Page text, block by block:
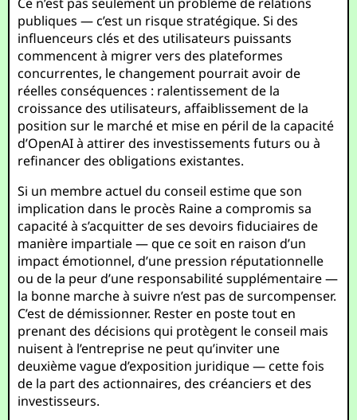
publiques — c’est un risque stratégique. Si des
influenceurs clés et des utilisateurs puissants
commencent à migrer vers des plateformes
concurrentes, le changement pourrait avoir de
réelles conséquences : ralentissement de la
croissance des utilisateurs, affaiblissement de la
position sur le marché et mise en péril de la capacité
d’OpenAI à attirer des investissements futurs ou à
refinancer des obligations existantes.
Si un membre actuel du conseil estime que son
implication dans le procès Raine a compromis sa
capacité à s’acquitter de ses devoirs fiduciaires de
manière impartiale — que ce soit en raison d’un
impact émotionnel, d’une pression réputationnelle
ou de la peur d’une responsabilité supplémentaire —
la bonne marche à suivre n’est pas de surcompenser.
C’est de démissionner. Rester en poste tout en
prenant des décisions qui protègent le conseil mais
nuisent à l’entreprise ne peut qu’inviter une
deuxième vague d’exposition juridique — cette fois
de la part des actionnaires, des créanciers et des
investisseurs.